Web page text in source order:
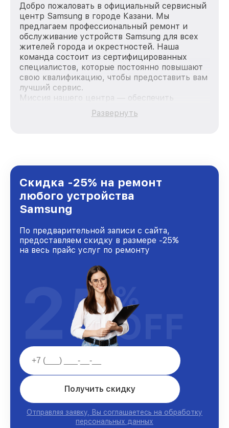
Добро пожаловать в официальный сервисный
центр Samsung в городе Казани. Мы
предлагаем профессиональный ремонт и
обслуживание устройств Samsung для всех
жителей города и окрестностей. Наша
команда состоит из сертифицированных
специалистов, которые постоянно повышают
свою квалификацию, чтобы предоставить вам
лучший сервис.
Миссия нашего центра — обеспечить
качественный и доступный ремонт для
каждого пользователя продукции Samsung,
городе Казани, постоянно повышая уровень
доверия и лояльности наших клиентов.
Развернуть
Скидка -25% на ремонт
любого устройства
Samsung
По предварительной записи с сайта,
предоставляем скидку в размере -25%
на весь прайс услуг по ремонту
Получить скидку
Отправляя заявку, Вы соглашаетесь на обработку
персональных данных
25%
OFF